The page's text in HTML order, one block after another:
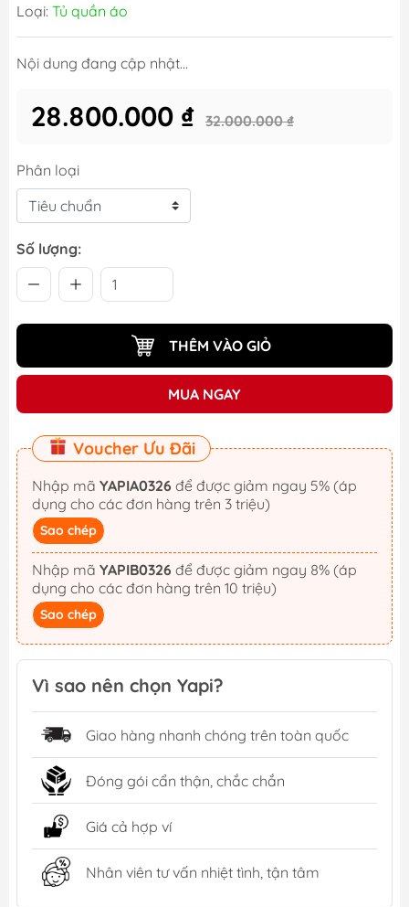
Loại: Tủ quần áo
Nội dung đang cập nhật...
28.800.000 ₫ 32.000.000 ₫
Phân loại
Số lượng:
THÊM VÀO GIỎ
MUA NGAY
Voucher Ưu Đãi
Nhập mã YAPIA0326
dụng cho các đơn hàng trên 3 triệu)
Sao chép
Nhập mã YAPIB0326
dụng cho các đơn hàng trên 10 triệu)
Sao chép
Vì sao nên chọn Yapi?
Giao hàng nhanh chóng trên toàn quốc
Đóng gói cẩn thận, chắc chắn
Giá cả hợp ví
Nhân viên tư vấn nhiệt tình, tận tâm